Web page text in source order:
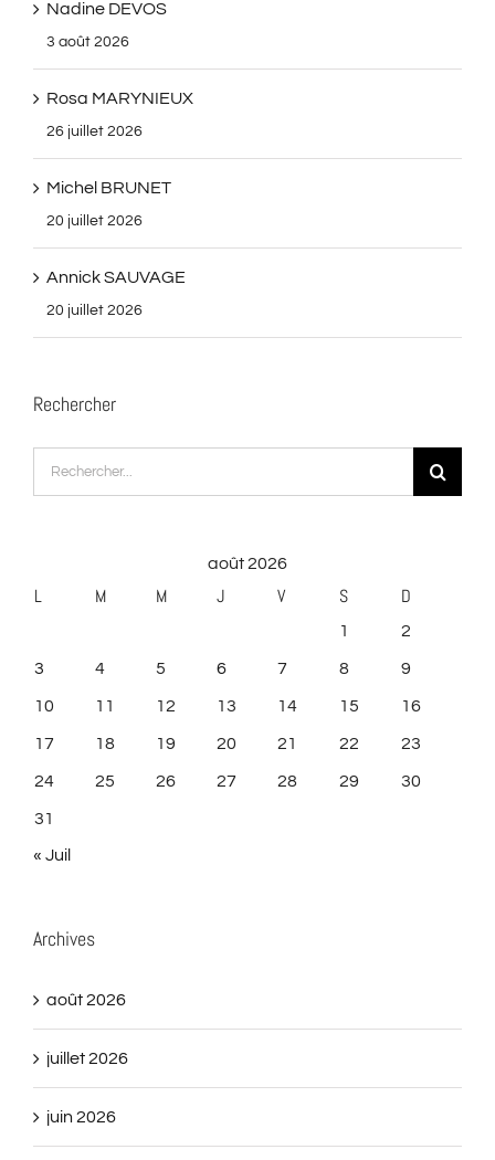
Nadine DEVOS
3 août 2026
Rosa MARYNIEUX
26 juillet 2026
Michel BRUNET
20 juillet 2026
Annick SAUVAGE
20 juillet 2026
Rechercher
Rechercher:
août 2026
L M M J V S D
1 2
3 4 5 6 7 8 9
10 11 12 13 14 15 16
17 18 19 20 21 22 23
24 25 26 27 28 29 30
31
« Juil
Archives
août 2026
juillet 2026
juin 2026